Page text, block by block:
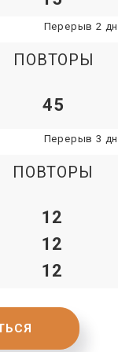
Перерыв 2
ПОВТОРЫ
45
Перерыв 3
ПОВТОРЫ
12
12
12